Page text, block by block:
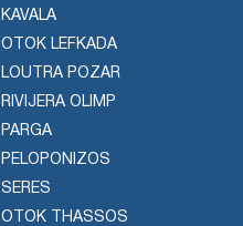
KAVALA
OTOK LEFKADA
LOUTRA POZAR
RIVIJERA OLIMP
PARGA
PELOPONIZOS
SERES
OTOK THASSOS